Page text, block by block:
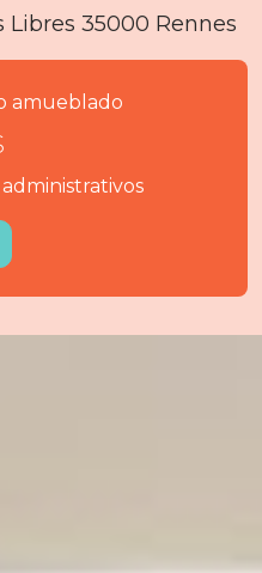
Libres 35000 Rennes
amueblado